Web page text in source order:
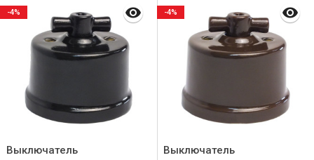
Выключатель
-4%
Выключатель
-4%